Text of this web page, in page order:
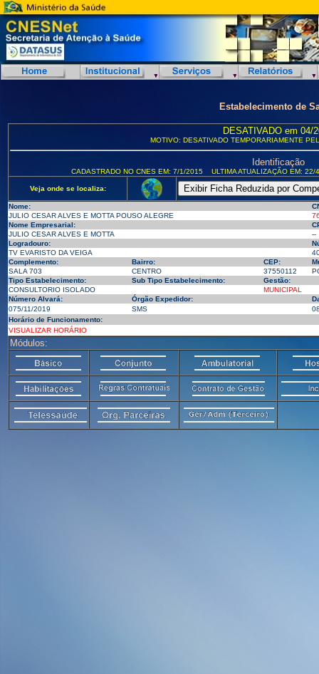
Estabelecimento de
DESATIVADO em 04/
MOTIVO: DESATIVADO TEMPORARIAMENTE
Identificação
CADASTRADO NO CNES EM: 7/1/2015 ULTIMA ATUALIZAÇÃO EM:
Veja onde se localiza:
Nome:
JULIO CESAR ALVES E MOTTA POUSO ALEGRE
Nome Empresarial:
JULIO CESAR ALVES E MOTTA
--
Logradouro:
TV EVARISTO DA VEIGA
Complemento:
Bairro: CEP:
SALA 703
CENTRO 37550112
Tipo Estabelecimento:
Sub Tipo Estabelecimento:
Gestão:
CONSULTORIO ISOLADO
MUNICIPAL
Número Alvará:
Órgão Expedidor:
075/11/2019
SMS
Horário de Funcionamento:
VISUALIZAR HORÁRIO
Módulos: